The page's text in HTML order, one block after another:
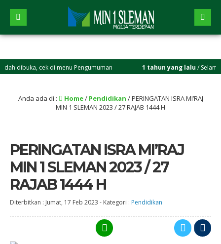
cek di menu Pengumuman 1 tahun yang lalu/ Selamat
Anda ada di : Home/ Pendidikan /PERINGATAN ISRA MI’RAJ
MIN 1 SLEMAN 2023 / 27 RAJAB 1444 H
PERINGATAN ISRA MI’RAJ
MIN 1 SLEMAN 2023 / 27
RAJAB 1444 H
Diterbitkan : Jumat, 17 Feb 2023 - Kategori : Pendidikan